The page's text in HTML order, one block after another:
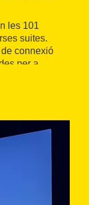
les 101
suites.
connexió
per a
lleidatana
. A la carta en
de bacallà, el
de Lleida a